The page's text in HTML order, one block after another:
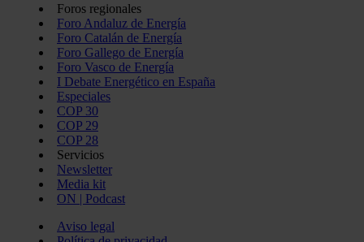
Foros regionales
Foro Andaluz de Energía
Foro Catalán de Energía
Foro Gallego de Energía
Foro Vasco de Energía
I Debate Energético en España
Especiales
COP 30
COP 29
COP 28
Servicios
Newsletter
Media kit
ON | Podcast
Aviso legal